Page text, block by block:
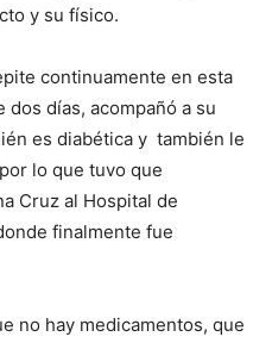
y su físico.
continuamente en esta
dos días, acompañó a su
es diabética y también le
lo que tuvo que
Cruz al Hospital de
finalmente fue
no hay medicamentos, que